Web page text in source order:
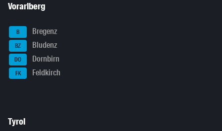
Vorarlberg
B Bregenz
BZ Bludenz
DO Dornbirn
FK Feldkirch
Tyrol